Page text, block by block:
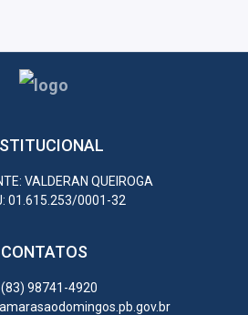
VALDERAN QUEIROGA
01.615.253/0001-32
CONTATOS
(83) 98741-4920